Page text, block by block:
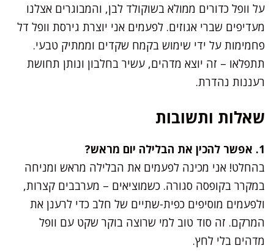
על וופל כדורים ממולא בשוקולד לבן, והמבוגרים אצלנו
מעדיפים שברי אגוזים. לפעמים אני יוצרת גירסת וופל דל
פחמימות על ידי שימוש בקמח שקדים וממתיק טבעי.
תתפלאו – זה יוצא מדהים, עשיר בחלבון ונותן תחושת
רעננות נהדרת.
שאלות ותשובות
1. אפשר להכין את הבלילה יום מראש?
בהחלט! אני מכינה לפעמים את הבלילה מראש ומניחה
במקרר בקופסה סגורה. כשמוציאים – מערבבים קצרות,
ולפעמים מוסיפים כפית-שתיים של חלב כדי לרענן את
המרקם. זה סוד טוב למי שרוצה בוקר שקט עם וופל
מדהים בלי לחץ.